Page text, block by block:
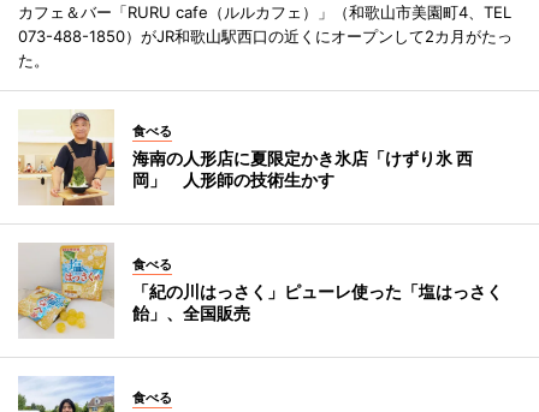
カフェ＆バー「RURU cafe（ルルカフェ）」（和歌山市美園町4、TEL
073-488-1850）がJR和歌山駅西口の近くにオープンして2カ月がたっ
た。
食べる
海南の人形店に夏限定かき氷店「けずり氷 西
岡」 人形師の技術生かす
食べる
「紀の川はっさく」ピューレ使った「塩はっさく
飴」、全国販売
食べる